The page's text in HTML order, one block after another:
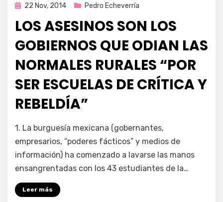
Publicada
22 Nov, 2014 Pedro Echeverría
LOS ASESINOS SON LOS
GOBIERNOS QUE ODIAN LAS
NORMALES RURALES “POR
SER ESCUELAS DE CRÍTICA Y
REBELDÍA”
por
1. La burguesía mexicana (gobernantes,
empresarios, “poderes fácticos” y medios de
información) ha comenzado a lavarse las manos
ensangrentadas con los 43 estudiantes de la…
Leer más